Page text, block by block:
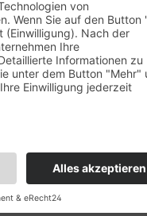
H301
H312
H412
H317